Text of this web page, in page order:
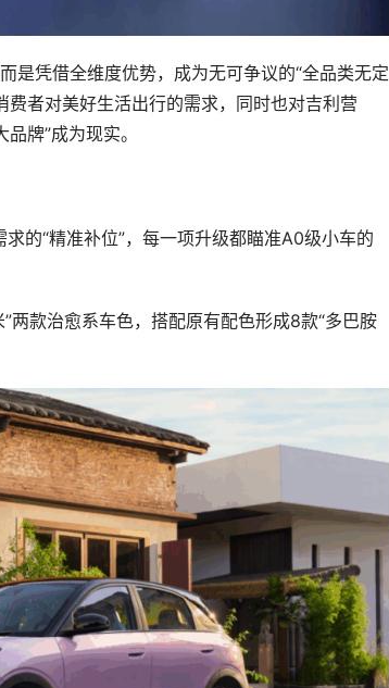
是凭借全维度优势，成为无可争议的“全品类无定
者对美好生活出行的需求，同时也对吉利营
牌”成为现实。
的“精准补位”，每一项升级都瞄准A0级小车的
两款治愈系车色，搭配原有配色形成8款“多巴胺